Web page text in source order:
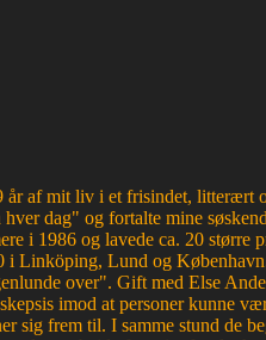
af mit liv i et frisindet,
dag" og fortalte mine
i 1986 og lavede ca. 20
Lund og
over". Gift med Else
imod at personer kunne
sig frem til. I samme stund de